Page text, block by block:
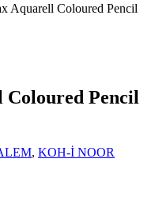
Aquarell Coloured Pencil
Pencil
, KOH-İ NOOR